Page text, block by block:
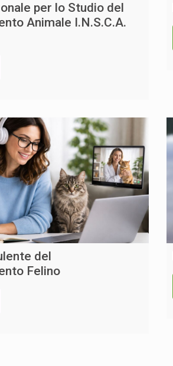
per lo Studio del
Animale I.N.S.C.A.
del
Felino